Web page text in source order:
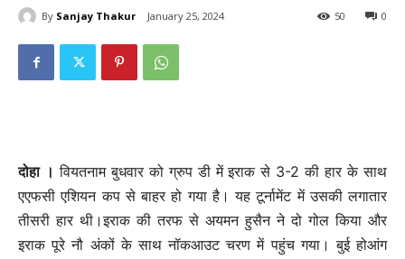
By Sanjay Thakur January 25, 2024 0
50
दोहा । वियतनाम बुधवार को ग्रुप डी में इराक से 3-2 की हार के साथ
एएफसी एशियन कप से बाहर हो गया है। यह टूर्नामेंट में उसकी लगातार
तीसरी हार थी।इराक की तरफ से अयमन हुसैन ने दो गोल किया और
इराक पूरे नौ अंकों के साथ नॉकआउट चरण में पहुंच गया। बुई होआंग